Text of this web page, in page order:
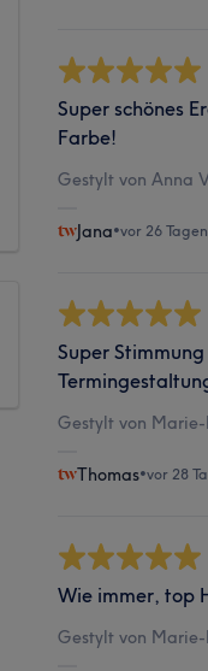
Super schönes
Farbe!
Gestylt von Anna
Jana•vor 26 Tagen
Super
Gestylt von
Thomas•vor 28
Wie immer, top
Gestylt von